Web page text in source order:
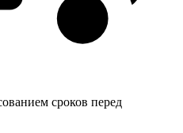
сроков перед